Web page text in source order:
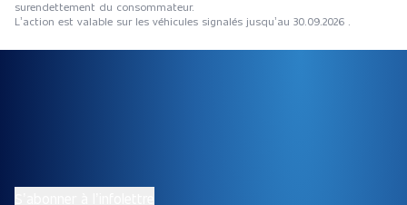
surendettement du consommateur.
L’action est valable sur les véhicules signalés jusqu’au 30.09.2026 .